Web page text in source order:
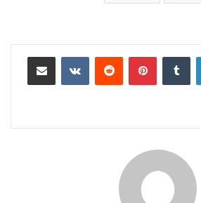
لینکدین ‫تامبلر ‫پین‌ترست‫رددیت ‫VKontakteاشتراک گذاری از طریق ایمیل